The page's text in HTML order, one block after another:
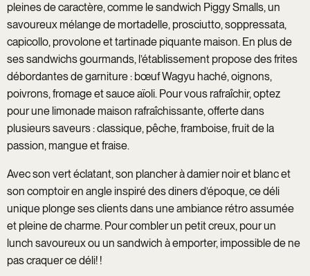
pleines de caractère, comme le sandwich Piggy Smalls, un
savoureux mélange de mortadelle, prosciutto, soppressata,
capicollo, provolone et tartinade piquante maison. En plus de
ses sandwichs gourmands, l’établissement propose des frites
débordantes de garniture : bœuf Wagyu haché, oignons,
poivrons, fromage et sauce aïoli. Pour vous rafraîchir, optez
pour une limonade maison rafraîchissante, offerte dans
plusieurs saveurs : classique, pêche, framboise, fruit de la
passion, mangue et fraise.
Avec son vert éclatant, son plancher à damier noir et blanc et
son comptoir en angle inspiré des diners d’époque, ce déli
unique plonge ses clients dans une ambiance rétro assumée
et pleine de charme. Pour combler un petit creux, pour un
lunch savoureux ou un sandwich à emporter, impossible de ne
pas craquer ce déli! !